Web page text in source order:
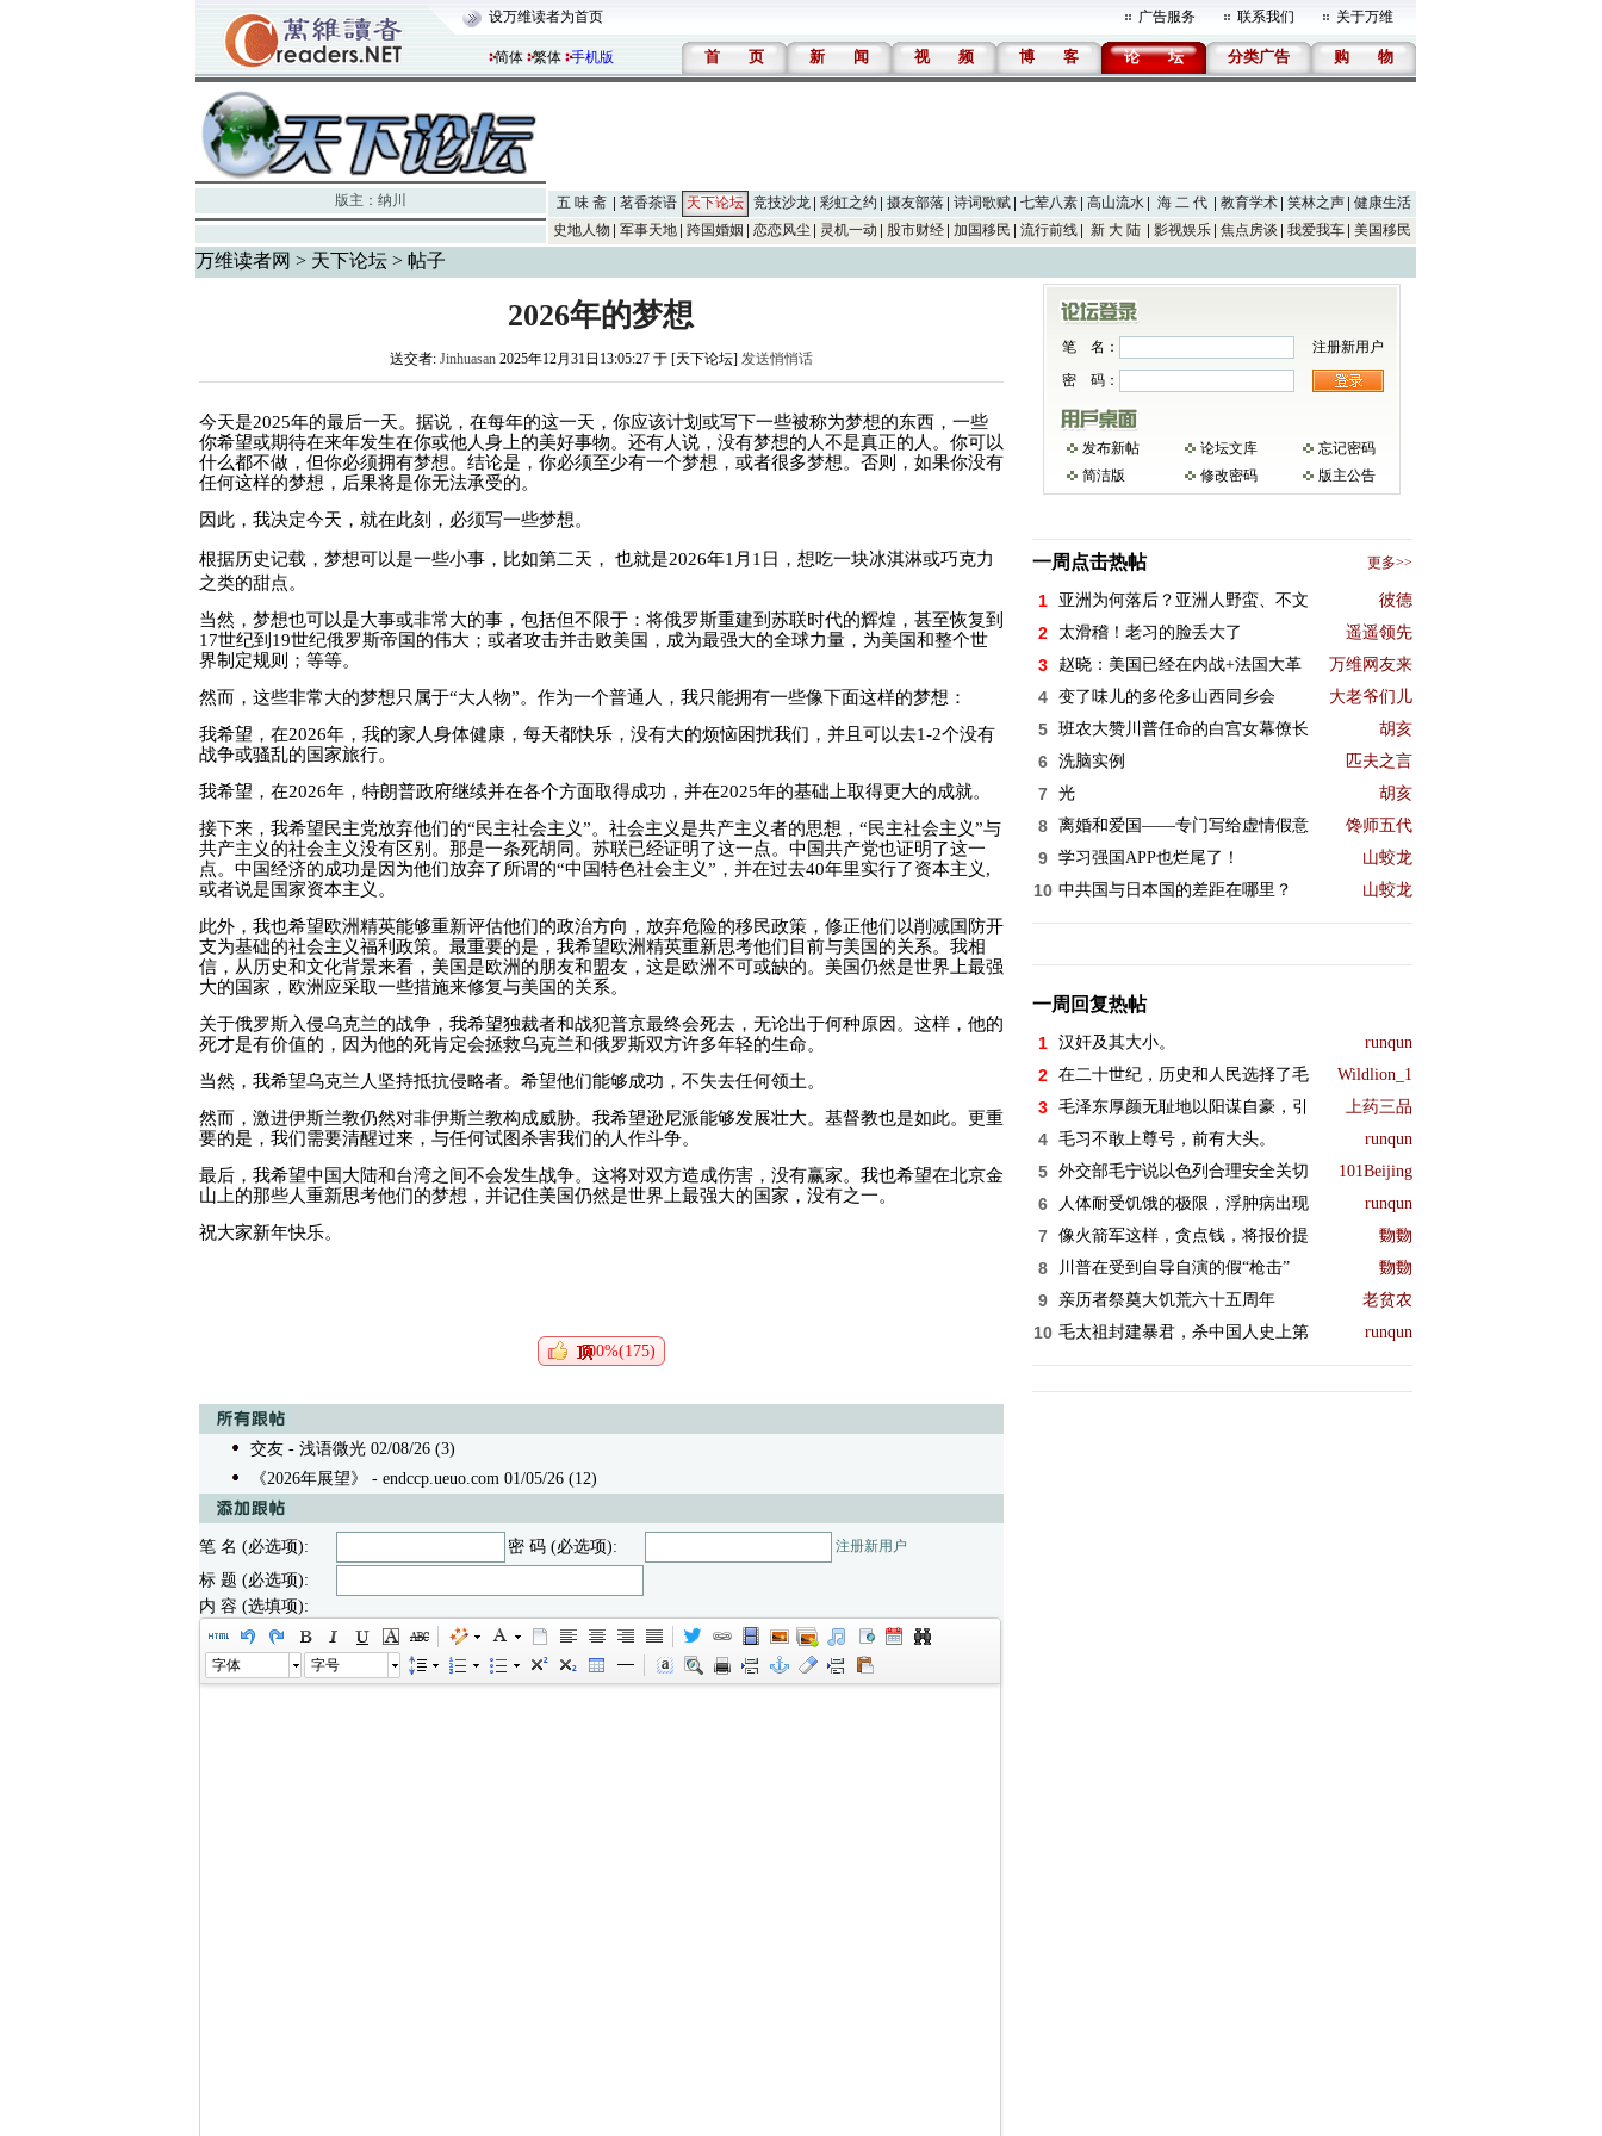
设万维读者为首页 广告服务 联系我们 关于万维
简体 繁体 手机版 首 页 新 闻 视 频 博 客 论 坛 分类广告 购 物
版主： 纳川 五 味 斋 茗香茶语 天下论坛 竞技沙龙 彩虹之约 摄友部落 诗词歌赋 七荤八素 高山流水 海 二 代 教育学术 笑林之声
健康生活
史地人物
军事天地 跨国婚姻 恋恋风尘 灵机一动 股市财经 加国移民 流行前线 新 大 陆 影视娱乐 焦点房谈 我爱我车 美国移民
万维读者网 > 天下论坛> 帖子
2026年的梦想
送交者: Jinhuasan2025年12月31日13:05:27 于 [天下论坛] 发送悄悄话
今天是2025年的最后一天。据说，在每年的这一天，你应该计划或写下一些被称为梦想的东西，一些
你希望或期待在来年发生在你或他人身上的美好事物。还有人说，没有梦想的人不是真正的人。你可以
什么都不做，但你必须拥有梦想。结论是，你必须至少有一个梦想，或者很多梦想。否则，如果你没有
任何这样的梦想，后果将是你无法承受的。
因此，我决定今天，就在此刻，必须写一些梦想。
根据历史记载，梦想可以是一些小事，比如第二天， 也就是2026年1 月 1 日，想吃一块冰淇淋或巧克力
之类的甜点。
当然，梦想也可以是大事或非常大的事，包括但不限于：将俄罗斯重建到苏联时代的辉煌，甚至恢复到
17世纪到 19世纪俄罗斯帝国的伟大；或者攻击并击败美国，成为最强大的全球力量，为美国和整个世
界制定规则；等等。
然而，这些非常大的梦想只属于“大人物”。作为一个普通人，我只能拥有一些像下面这样的梦想：
我希望，在2026年，我的家人身体健康，每天都快乐，没有大的烦恼困扰我们，并且可以去1-2个没有
战争或骚乱的国家旅行。
我希望，在2026年，特朗普政府继续并在各个方面取得成功，并在2025年的基础上取得更大的成就。
接下来，我希望民主党放弃他们的“民主社会主义”。社会主义是共产主义者的思想，“民主社会主义”与
共产主义的社会主义没有区别。那是一条死胡同。苏联已经证明了这一点。中国共产党也证明了这一
点。中国经济的成功是因为他们放弃了所谓的“中国特色社会主义”，并在过去40年里实行了资本主义,
或者说是国家资本主义。
此外，我也希望欧洲精英能够重新评估他们的政治方向，放弃危险的移民政策，修正他们以削减国防开
支为基础的社会主义福利政策。最重要的是，我希望欧洲精英重新思考他们目前与美国的关系。我相
信，从历史和文化背景来看，美国是欧洲的朋友和盟友，这是欧洲不可或缺的。美国仍然是世界上最强
大的国家，欧洲应采取一些措施来修复与美国的关系。
关于俄罗斯入侵乌克兰的战争，我希望独裁者和战犯普京最终会死去，无论出于何种原因。这样，他的
死才是有价值的，因为他的死肯定会拯救乌克兰和俄罗斯双方许多年轻的生命。
当然，我希望乌克兰人坚持抵抗侵略者。希望他们能够成功，不失去任何领土。
然而，激进伊斯兰教仍然对非伊斯兰教构成威胁。我希望逊尼派能够发展壮大。基督教也是如此。更重
要的是，我们需要清醒过来，与任何试图杀害我们的人作斗争。
最后，我希望中国大陆和台湾之间不会发生战争。这将对双方造成伤害，没有赢家。我也希望在北京金
山上的那些人重新思考他们的梦想，并记住美国仍然是世界上最强大的国家，没有之一。
祝大家新年快乐。
100%(175)
交友- 浅语微光 02/08/26 (3)
《2026年展望》
- endccp.ueuo.com 01/05/26 (12)
笔 名 (必选项): 密 码 (必选项): 注册新用户
标 题 (必选项):
内 容 (选填项):
字体 字号
笔 名：
注册新用户
密 码：
发布新帖 论坛文库
忘记密码
简洁版
修改密码 版主公告
一周点击热帖 更多>>
1 亚洲为何落后？亚洲人野蛮、不文 彼德
2 太滑稽！老习的脸丢大了 遥遥领先
3 赵晓：美国已经在内战+法国大革 万维网友来
4 变了味儿的多伦多山西同乡会 大老爷们儿
5 班农大赞川普任命的白宫女幕僚长 胡亥
6 洗脑实例 匹夫之言
7 光 胡亥
8 离婚和爱国——专门写给虚情假意 馋师五代
9 学习强国APP也烂尾了！ 山蛟龙
10 中共国与日本国的差距在哪里？ 山蛟龙
一周回复热帖
1 汉奸及其大小。 runqun
2 在二十世纪，历史和人民选择了毛 Wildlion_1
3 毛泽东厚颜无耻地以阳谋自豪，引 上药三品
4 毛习不敢上尊号，前有大头。 runqun
5 外交部毛宁说以色列合理安全关切 101Beijing
6 人体耐受饥饿的极限，浮肿病出现 runqun
7 像火箭军这样，贪点钱，将报价提 覅覅
8 川普在受到自导自演的假“枪击” 覅覅
9 亲历者祭奠大饥荒六十五周年 老贫农
10 毛太祖封建暴君，杀中国人史上第 runqun